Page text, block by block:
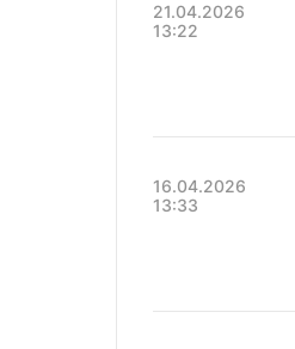
21.04.2026
13:22
16.04.2026
13:33